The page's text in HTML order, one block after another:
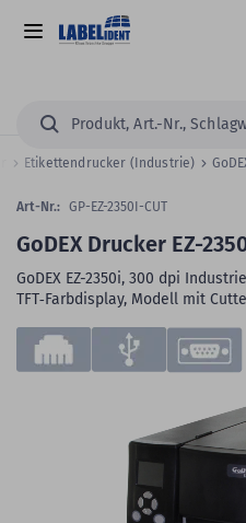
Hauptinhalt
springen
Alle
Suchen...
Etikettendrucker (Industrie)
Ende
der
Skip
the
GoDEX Drucker EZ-
GoDEX EZ-2350i, 300 dpi
TFT‑Farbdisplay, Modell mit
Art-Nr.: GP-EZ-2350I-CUT